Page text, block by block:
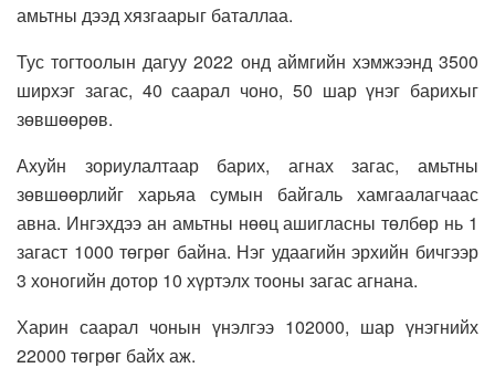
амьтны дээд хязгаарыг баталлаа.
Тус тогтоолын дагуу 2022 онд аймгийн хэмжээнд 3500
ширхэг загас, 40 саарал чоно, 50 шар үнэг барихыг
зөвшөөрөв.
Ахуйн зориулалтаар барих, агнах загас, амьтны
зөвшөөрлийг харьяа сумын байгаль хамгаалагчаас
авна. Ингэхдээ ан амьтны нөөц ашигласны төлбөр нь 1
загаст 1000 төгрөг байна. Нэг удаагийн эрхийн бичгээр
3 хоногийн дотор 10 хүртэлх тооны загас агнана.
Харин саарал чонын үнэлгээ 102000, шар үнэгнийх
22000 төгрөг байх аж.